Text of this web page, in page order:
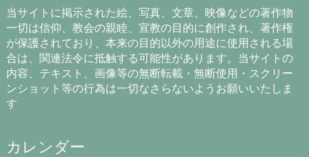
ブ
当サイトに掲示された絵、写真、文章、映像などの著作物
一切は信仰、教会の親睦、宣教の目的に創作され、著作権
が保護されており、本来の目的以外の用途に使用される場
合は、関連法令に抵触する可能性があります。当サイトの
内容、テキスト、画像等の無断転載・無断使用・スクリー
ンショット等の行為は一切なさらないようお願いいたしま
す
カレンダー